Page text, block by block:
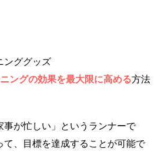
ンググッズ
ングの効果を最大限に高める方法
事が忙しい」というランナーで
て、目標を達成することが可能で